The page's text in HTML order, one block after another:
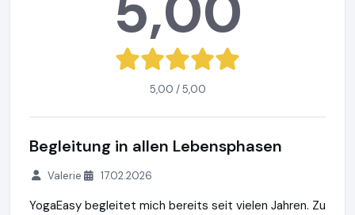
5,00 / 5,00
Begleitung in allen Lebensphasen
Valerie 17.02.2026
YogaEasy begleitet mich bereits seit vielen Jahren. Zu